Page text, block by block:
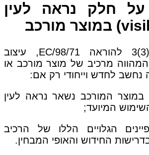
חלק נראה לעין
על פי סעיף (3)3 להוראה 98/71/EC, עיצוב
מרכיב של מוצר מורכב או
נחשב לחדש וייחודי רק אם:
במוצר המורכב נשאר נראה לעין
המיועד;
הגלויים הללו של הרכיב
החידוש והאופי המבחין.